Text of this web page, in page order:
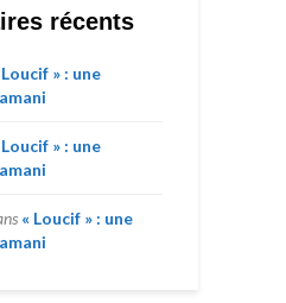
récents
Loucif » : une
Loucif » : une
« Loucif » : une